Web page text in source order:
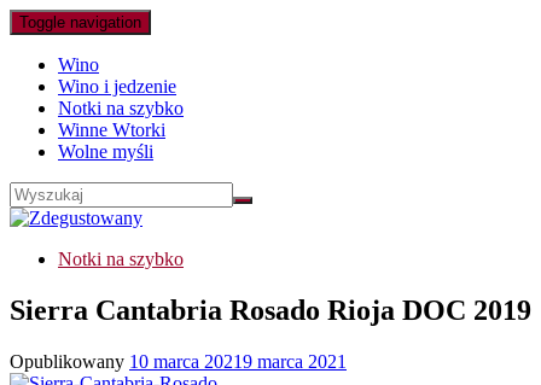
Toggle navigation
Wino
Wino i jedzenie
Notki na szybko
Winne Wtorki
Wolne myśli
Notki na szybko
Sierra Cantabria Rosado Rioja DOC 2019
Opublikowany 10 marca 20219 marca 2021